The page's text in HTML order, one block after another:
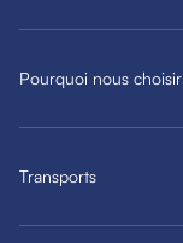
Pourquoi nous choisir
Transports